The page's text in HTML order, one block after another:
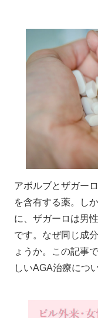
アボルブとザガー
を含有する薬。し
に、ザガーロは男
です。なぜ同じ成
ょうか。この記事
しいAGA治療につ